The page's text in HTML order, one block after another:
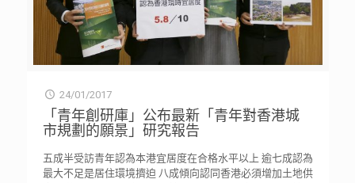
24/01/2017
「青年創研庫」公布最新「青年對香港城
市規劃的願景」研究報告
五成半受訪青年認為本港宜居度在合格水平以上 逾七成認為
最大不足是居住環境擠迫 八成傾向認同香港必須增加土地供